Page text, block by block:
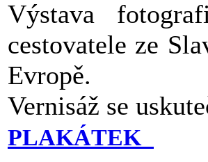
Výstava
cestovatele ze
Evropě.
Vernisáž se
PLAKÁTEK